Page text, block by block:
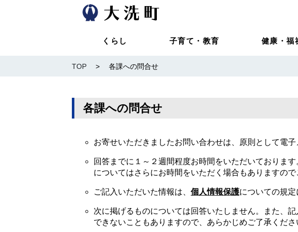
くらし 子育て・教育 健康・福
TOP > 各課への問合せ
各課への問合せ
お寄せいただきましたお問い合わせは、原則として電子
回答までに１～２週間程度お時間をいただいておりま
についてはさらにお時間をいただく場合もありますので
ご記入いただいた情報は、 個人情報保護についての規定
次に掲げるものについては回答いたしません。また、
できないこともありますので、あらかじめご了承くださ